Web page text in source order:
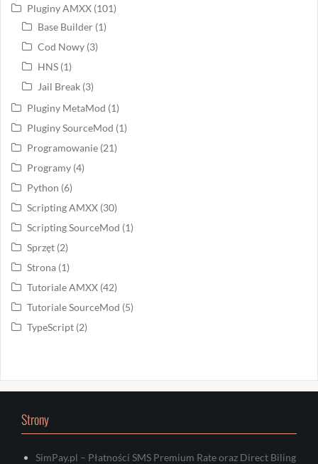
Pluginy AMXX (101)
Base Builder (1)
Cod Nowy (3)
HNS (1)
Jail Break (3)
Pluginy MetaMod (1)
Pluginy SourceMod (1)
Programowanie (21)
Programy (4)
Python (6)
Scripting AMXX (30)
Scripting SourceMod (1)
Sprzęt (2)
Strona (1)
Tutoriale AMXX (42)
Tutoriale SourceMod (5)
TypeScript (2)
Strony
SimPay.pl – Płatności SMS Premium Rate oraz Direct Biling